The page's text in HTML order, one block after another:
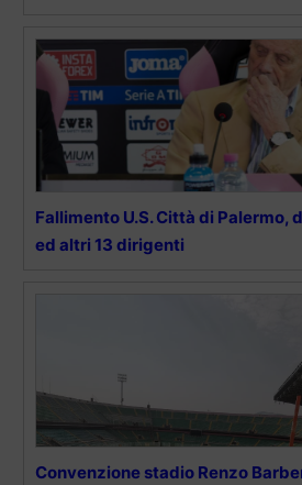
Fallimento U.S. Città di Palermo,
ed altri 13 dirigenti
Convenzione stadio Renzo